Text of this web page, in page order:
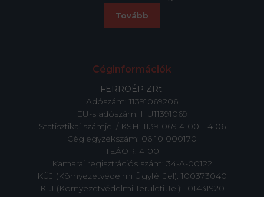
Tovább
Céginformációk
FERROÉP ZRt.
Adószám: 11391069206
EU-s adószám: HU11391069
Statisztikai számjel / KSH: 11391069 4100 114 06
Cégjegyzékszám: 06 10 000170
TEÁOR: 4100
Kamarai regisztrációs szám: 34-A-00122
KÜJ (Környezetvédelmi Ügyfél Jel): 100373040
KTJ (Környezetvédelmi Területi Jel): 101431920